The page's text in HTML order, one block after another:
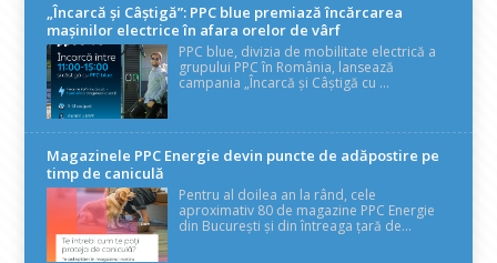
„Încarcă și Câștigă”: PPC blue premiază încărcarea
mașinilor electrice în afara orelor de vârf
PPC blue, divizia de mobilitate electrică a
grupului PPC în România, lansează
campania „Încarcă și Câștigă cu ...
Magazinele PPC Energie devin puncte de adăpostire pe
timp de caniculă
Pentru al doilea an la rând, cele
aproximativ 80 de magazine PPC Energie
din București și din întreaga țară de...